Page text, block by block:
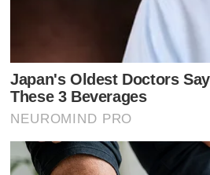
como peça importante do elenco
elogia Felipe Melo: ‘Se
de que Luan Silva vai se
do Nosso Palestra no